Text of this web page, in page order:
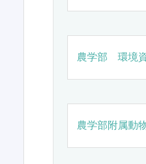
農学部 環境
農学部附属動